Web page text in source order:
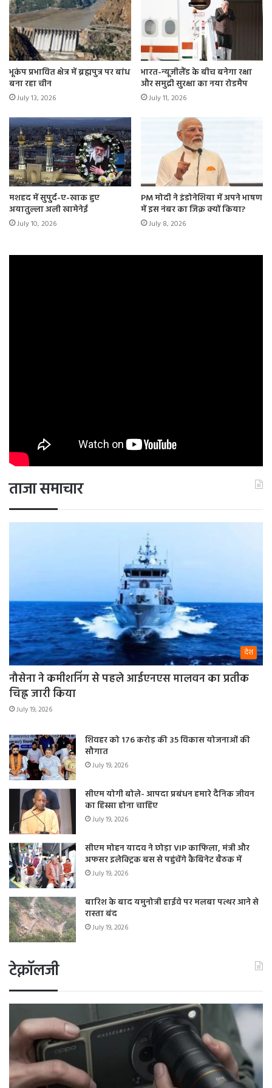
भूकंप प्रभावित क्षेत्र में ब्रह्मपुत्र पर बांध
बना रहा चीन
July 13, 2026
भारत-न्यूजीलैंड के बीच बनेगा रक्षा
और समुद्री सुरक्षा का नया रोडमैप
July 11, 2026
मशहद में सुपुर्द-ए-खाक हुए
अयातुल्ला अली खामेनेई
July 10, 2026
PM मोदी ने इंडोनेशिया में अपने भाषण
में इस नंबर का जिक्र क्यों किया?
July 8, 2026
ताजा समाचार
देश
नौसेना ने कमीशनिंग से पहले आईएनएस मालवन का प्रतीक
चिह्न जारी किया
July 19, 2026
शिवहर को 176 करोड़ की 35 विकास योजनाओं की
सौगात
July 19, 2026
सीएम योगी बोले- आपदा प्रबंधन हमारे दैनिक जीवन
का हिस्सा होना चाहिए
July 19, 2026
सीएम मोहन यादव ने छोड़ा VIP काफिला, मंत्री और
अफसर इलेक्ट्रिक बस से पहुंचेंगे कैबिनेट बैठक में
July 19, 2026
बारिश के बाद यमुनोत्री हाईवे पर मलबा पत्थर आने से
रास्ता बंद
July 19, 2026
टेक्नॉलजी